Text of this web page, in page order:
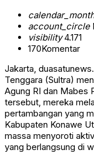
account_circle
visibility4.171
170Komentar
Jakarta,
Tenggara (Sultra)
Agung RI dan Mabes
tersebut, mereka
pertambangan yang
Kabupaten Konawe
massa menyoroti
yang berlangsung di